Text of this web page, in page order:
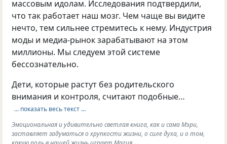
массовым идолам. Исследования подтвердили,
что так работает наш мозг. Чем чаще вы видите
нечто, тем сильнее стремитесь к нему. Индустрия
моды и медиа-рынок зарабатывают на этом
миллионы. Мы следуем этой системе
бессознательно.
Дети, которые растут без родительского
внимания и контроля, считают подобные…
… показать весь текст …
Эмоциональная и удивительно светлая книга, как и сама Мэри,
заставляет задуматься о хрупкости жизни, о силе духа, и о том,